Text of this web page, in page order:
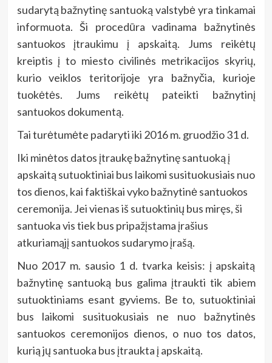
sudarytą bažnytinę santuoką valstybė yra tinkamai
informuota. Ši procedūra vadinama bažnytinės
santuokos įtraukimu į apskaitą. Jums reikėtų
kreiptis į to miesto civilinės metrikacijos skyrių,
kurio veiklos teritorijoje yra bažnyčia, kurioje
tuokėtės. Jums reikėtų pateikti bažnytinį
santuokos dokumentą.
Tai turėtumėte padaryti iki 2016 m. gruodžio 31 d.
Iki minėtos datos įtraukę bažnytinę santuoką į
apskaitą sutuoktiniai bus laikomi susituokusiais nuo
tos dienos, kai faktiškai vyko bažnytinė santuokos
ceremonija. Jei vienas iš sutuoktinių bus miręs, ši
santuoka vis tiek bus pripažįstama įrašius
atkuriamąjį santuokos sudarymo įrašą.
Nuo 2017 m. sausio 1 d. tvarka keisis: į apskaitą
bažnytinę santuoką bus galima įtraukti tik abiem
sutuoktiniams esant gyviems. Be to, sutuoktiniai
bus laikomi susituokusiais ne nuo bažnytinės
santuokos ceremonijos dienos, o nuo tos datos,
kurią jų santuoka bus įtraukta į apskaitą.